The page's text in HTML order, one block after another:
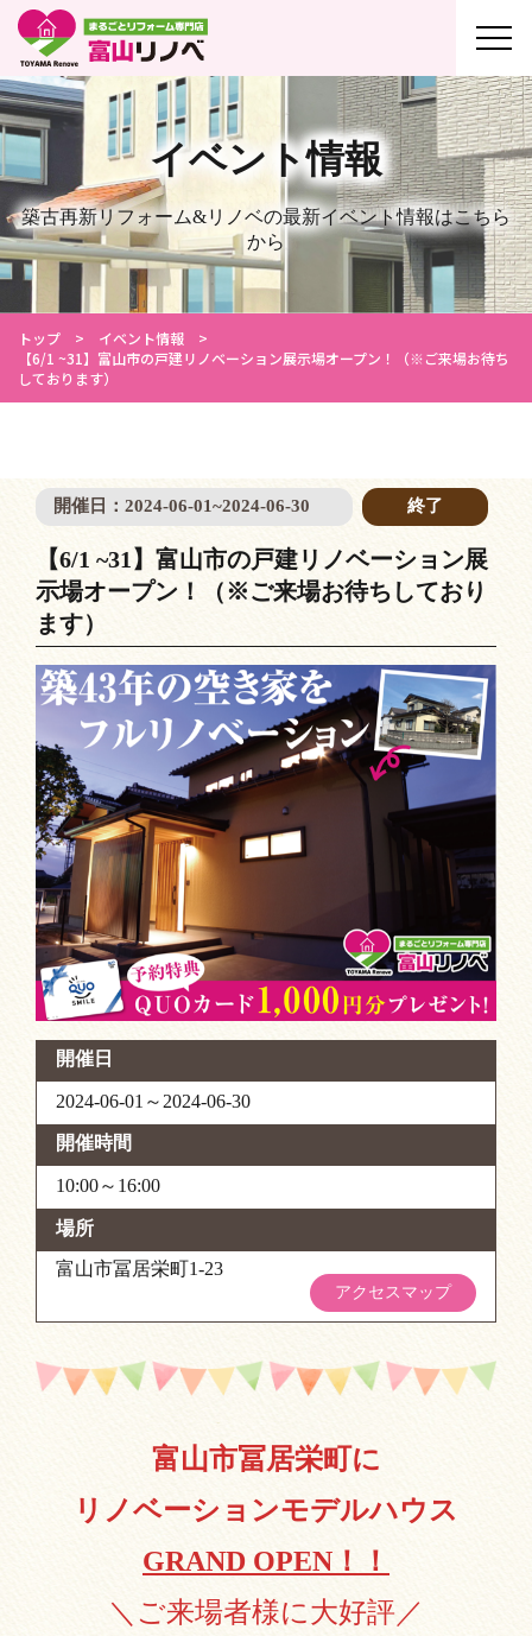
イベント情報
築古再新リフォーム&リノベの最新イベント情報はこちら
から
トップ
イベント情報
【6/1 ~31】富山市の戸建リノベーション展示場オープン！（※ご来場お待ち
しております）
開催日： 2024-06-01~2024-06-30 終了
【6/1 ~31】富山市の戸建リノベーション展
示場オープン！（※ご来場お待ちしており
ます）
開催日
2024-06-01～2024-06-30
開催時間
10:00～16:00
場所
富山市冨居栄町1-23
アクセスマップ
富山市冨居栄町に
リノベーションモデルハウス
GRAND OPEN！！
＼ご来場者様に大好評／